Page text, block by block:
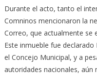
Durante el acto, tanto el
Comninos mencionaron la
Correo, que actualmente se
Este inmueble fue
el Concejo Municipal, y a
autoridades nacionales, aún